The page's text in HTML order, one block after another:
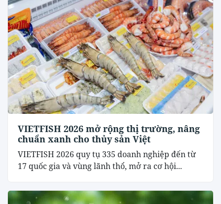
VIETFISH 2026 mở rộng thị trường, nâng
chuẩn xanh cho thủy sản Việt
VIETFISH 2026 quy tụ 335 doanh nghiệp đến từ
17 quốc gia và vùng lãnh thổ, mở ra cơ hội...